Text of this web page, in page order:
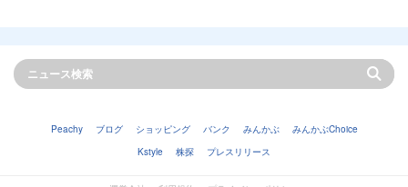
Peachy ブログ ショッピング バンク みんかぶ
みんかぶChoice
Kstyle
株探 プレスリリース